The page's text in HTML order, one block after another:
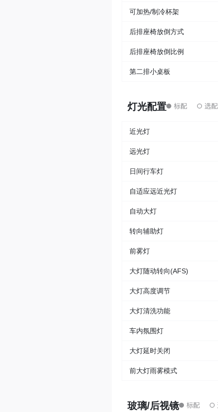
可加热/制冷杯架
后排座椅放倒方式
后排座椅放倒比例
第二排小桌板
灯光配置
近光灯
远光灯
日间行车灯
自适应远近光灯
自动大灯
转向辅助灯
前雾灯
大灯随动转向(AFS)
大灯高度调节
大灯清洗功能
车内氛围灯
大灯延时关闭
前大灯雨雾模式
玻璃/后视镜